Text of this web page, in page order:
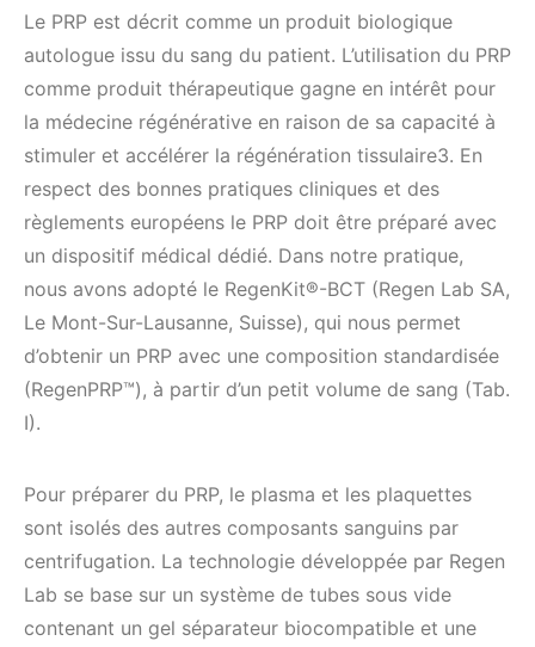
Le PRP est décrit comme un produit biologique
autologue issu du sang du patient. L’utilisation du PRP
comme produit thérapeutique gagne en intérêt pour
la médecine régénérative en raison de sa capacité à
stimuler et accélérer la régénération tissulaire3. En
respect des bonnes pratiques cliniques et des
règlements européens le PRP doit être préparé avec
un dispositif médical dédié. Dans notre pratique,
nous avons adopté le RegenKit®-BCT (Regen Lab SA,
Le Mont-Sur-Lausanne, Suisse), qui nous permet
d’obtenir un PRP avec une composition standardisée
(RegenPRP™), à partir d’un petit volume de sang (Tab.
I).
Pour préparer du PRP, le plasma et les plaquettes
sont isolés des autres composants sanguins par
centrifugation. La technologie développée par Regen
Lab se base sur un système de tubes sous vide
contenant un gel séparateur biocompatible et une